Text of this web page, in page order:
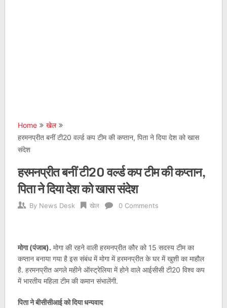
Home
खेल
हरमनप्रीत बनीं टी20 वर्ल्ड कप टीम की कप्तान, पिता ने दिया देश को खास
संदेश
हरमनप्रीत बनीं टी20 वर्ल्ड कप टीम की कप्तान,
पिता ने दिया देश को खास संदेश
By News Desk खेल 0 Comments
मोगा (पंजाब). मोगा की रहने वाली हरमनप्रीत कौर को 15 सदस्य टीम का
कप्तान बनाया गया है इस संबंध में मोगा में हरमनप्रीत के घर में खुशी का माहौल
है. हरमनप्रीत अगले महीने ऑस्ट्रेलिया में होने वाले आईसीसी टी20 विश्व कप
में भारतीय महिला टीम की कमान संभालेंगी.
पिता ने बीसीसीआई को दिया धन्यवाद